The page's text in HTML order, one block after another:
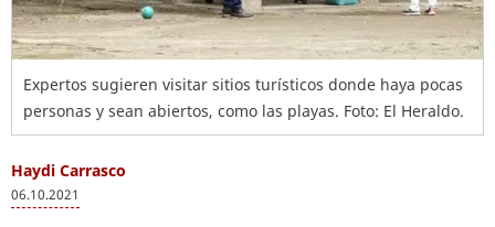
Expertos sugieren visitar sitios turísticos donde haya pocas
personas y sean abiertos, como las playas. Foto: El Heraldo.
Haydi Carrasco
06.10.2021